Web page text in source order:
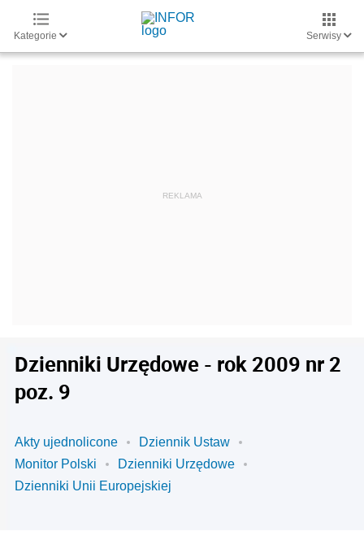
Kategorie Serwisy
Dzienniki Urzędowe - rok 2009 nr 2
poz. 9
Akty ujednolicone
Dziennik Ustaw
Monitor Polski
Dzienniki Urzędowe
Dzienniki Unii Europejskiej